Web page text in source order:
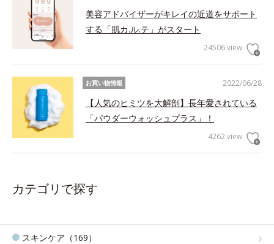
美容アドバイザーがキレイの近道をサポート
する「肌カ.ル.テ」がスタート
24506 view
2022/06/28
お買い物情報
【人気のヒミツを大解剖】長年愛されている
「パウダーウォッシュプラス」！
4262 view
カテゴリで探す
スキンケア（169）